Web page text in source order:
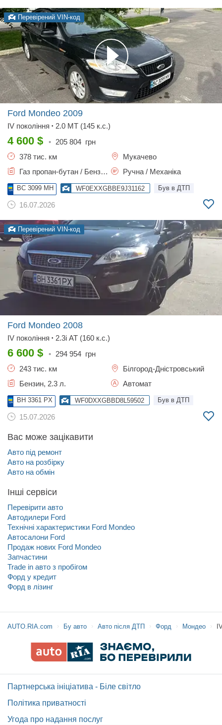
Перевірений VIN-код
Ford Mondeo 2009
IV покоління • 2.0 MT (145 к.с.)
4 600 $ • 205 804 грн
378 тис. км
Мукачево
Газ пропан-бутан / Бензин, 2 л.
Ручна / Механіка
BC 3099 MH WF0EXXGBBE9J31162 Був в ДТП
16.07.2026
Перевірений VIN-код
Ford Mondeo 2008
IV покоління • 2.3i AT (160 к.с.)
6 600 $ • 294 954 грн
243 тис. км
Білгород-Дністровський
Бензин, 2.3 л.
Автомат
BH 3361 PX WF0DXXGBBD8L59502 Був в ДТП
15.07.2026
Вас може зацікавити
Авто під ремонт
Авто на розбірку
Авто на обмін
Інші сервіси
Перевірити авто
Автодилери Ford
Технічні характеристики Ford Mondeo
Автосалони Ford
Продаж нових Ford Mondeo
Запчастини
Trade in авто з пробігом
Форд у кредит
Форд в лізинг
AUTO.RIA.com Бу авто Авто після ДТП Форд Мондео
Партнерська ініціатива - Біле світло
Політика приватності
Угода про надання послуг